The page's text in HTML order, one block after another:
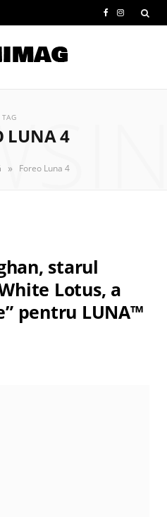
e
I
t
TAG
LUNA 4
» Foreo Luna 4
starul
Lotus, a
pentru LUNA™